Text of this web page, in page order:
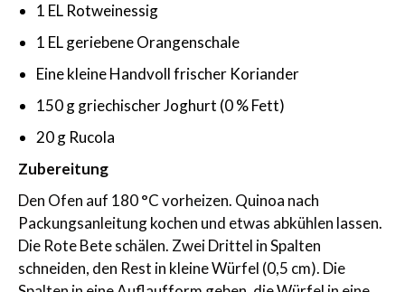
1 EL Rotweinessig
1 EL geriebene Orangenschale
Eine kleine Handvoll frischer Koriander
150 g griechischer Joghurt (0 % Fett)
20 g Rucola
Zubereitung
Den Ofen auf 180 °C vorheizen. Quinoa nach
Packungsanleitung kochen und etwas abkühlen lassen.
Die Rote Bete schälen. Zwei Drittel in Spalten
schneiden, den Rest in kleine Würfel (0,5 cm). Die